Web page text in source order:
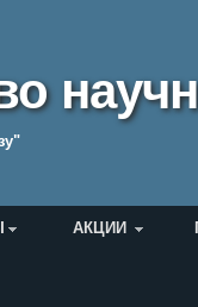
менюАКЦИИ